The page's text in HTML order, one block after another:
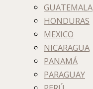
GUATEMALA
HONDURAS
MEXICO
NICARAGUA
PANAMÁ
PARAGUAY